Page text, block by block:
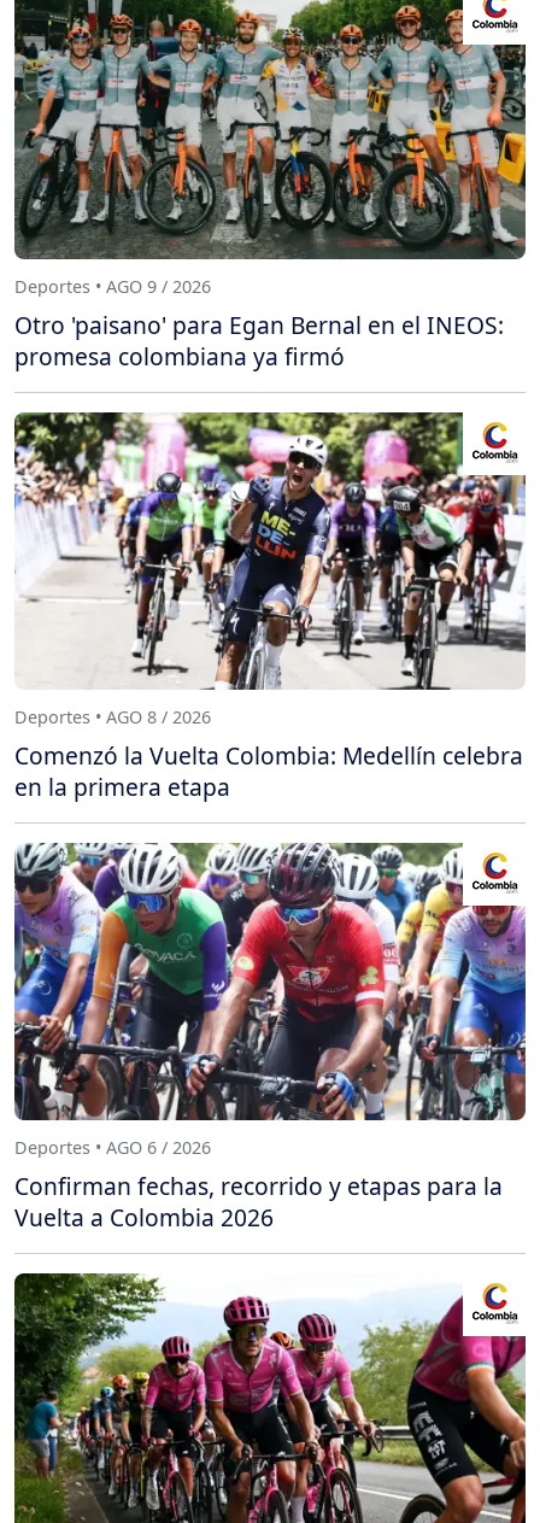
Deportes • AGO 9 / 2026
Otro 'paisano' para Egan Bernal en el INEOS:
promesa colombiana ya firmó
Deportes • AGO 8 / 2026
Comenzó la Vuelta Colombia: Medellín celebra
en la primera etapa
Deportes • AGO 6 / 2026
Confirman fechas, recorrido y etapas para la
Vuelta a Colombia 2026